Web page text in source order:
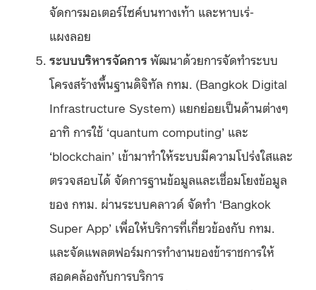
จัดการมอเตอร์ไซค์บนทางเท้า และหาบเร่-
แผงลอย
ระบบบริหารจัดการ พัฒนาด้วยการจัดทำระบบ
โครงสร้างพื้นฐานดิจิทัล กทม. (Bangkok Digital
Infrastructure System) แยกย่อยเป็นด้านต่างๆ
อาทิ การใช้ ‘quantum computing’ และ
‘blockchain’ เข้ามาทำให้ระบบมีความโปร่งใสและ
ตรวจสอบได้ จัดการฐานข้อมูลและเชื่อมโยงข้อมูล
ของ กทม. ผ่านระบบคลาวด์ จัดทำ ‘Bangkok
Super App’ เพื่อให้บริการที่เกี่ยวข้องกับ กทม.
และจัดแพลตฟอร์มการทำงานของข้าราชการให้
สอดคล้องกับการบริการ